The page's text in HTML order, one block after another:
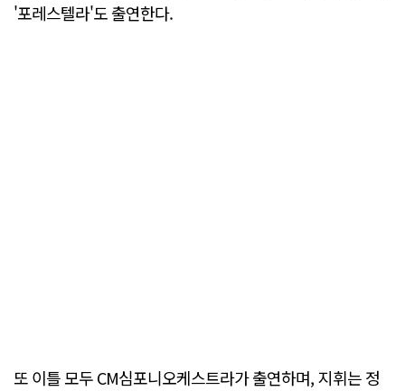
'포레스텔라'도 출연한다.
또 이틀 모두 CM심포니오케스트라가 출연하며, 지휘는 정